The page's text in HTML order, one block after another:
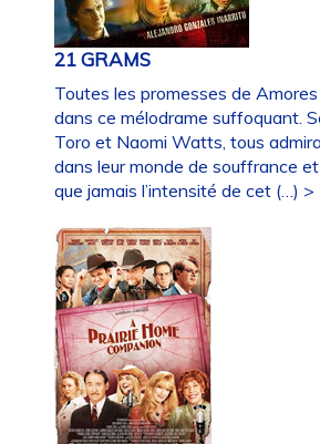
21 GRAMS
Toutes les promesses de
dans ce mélodrame suffoquant.
Toro et Naomi Watts, tous
dans leur monde de souffrance
que jamais l’intensité de cet (…) >